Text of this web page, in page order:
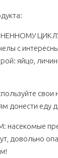
с
яйцо,
свои
донести еду
довольно